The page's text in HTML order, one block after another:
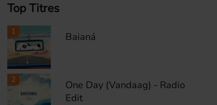
Top Titres
1 Baianá
2
One Day (Vandaag) - Radio
Edit